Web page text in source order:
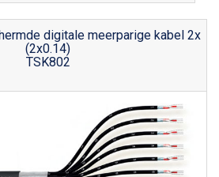
digitale meerparige kabel 2x
(2x0.14)
TSK802